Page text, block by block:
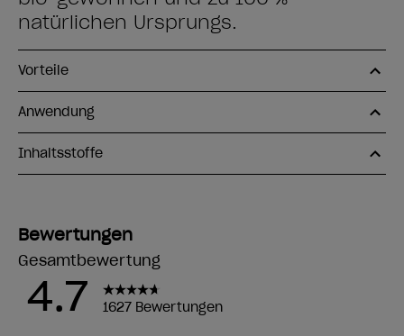
natürlichen Ursprungs.
Vorteile
Anwendung
Inhaltsstoffe